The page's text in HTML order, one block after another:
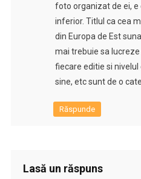
foto organizat de ei, e
inferior. Titlul ca cea
din Europa de Est
mai trebuie sa
fiecare editie si
sine, etc sunt de o
Răspunde
Lasă un răspuns